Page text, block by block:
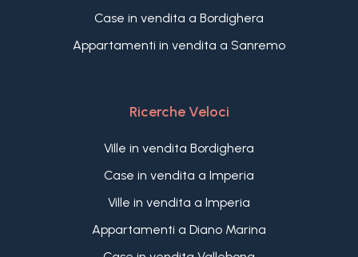
Case in vendita a Bordighera
Appartamenti in vendita a Sanremo
Ricerche Veloci
Ville in vendita Bordighera
Case in vendita a Imperia
Ville in vendita a Imperia
Appartamenti a Diano Marina